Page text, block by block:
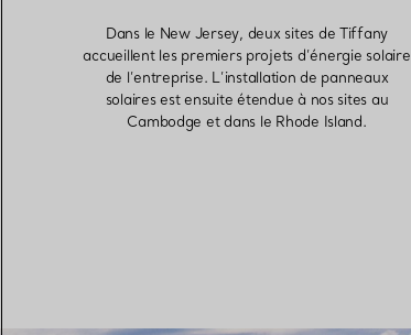
Dans le New Jersey, deux sites de Tiffany
accueillent les premiers projets d’énergie solaire
de l’entreprise. L’installation de panneaux
solaires est ensuite étendue à nos sites au
Cambodge et dans le Rhode Island.